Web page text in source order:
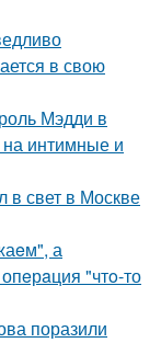
в свою
Мэдди в
интимные и
свет в Москве
а
"чтo-то
поразили